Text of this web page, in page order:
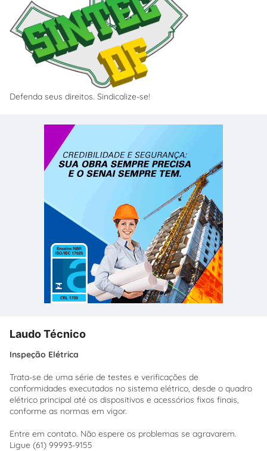
Defenda seus direitos. Sindicalize-se!
Laudo Técnico
Inspeção Elétrica
Trata-se de uma série de testes e verificações de
conformidades executados no sistema elétrico, desde o quadro
elétrico principal até os dispositivos e acessórios fixos finais,
conforme as normas em vigor.
Entre em contato. Não espere os problemas se agravarem.
Ligue (61) 99993-9155